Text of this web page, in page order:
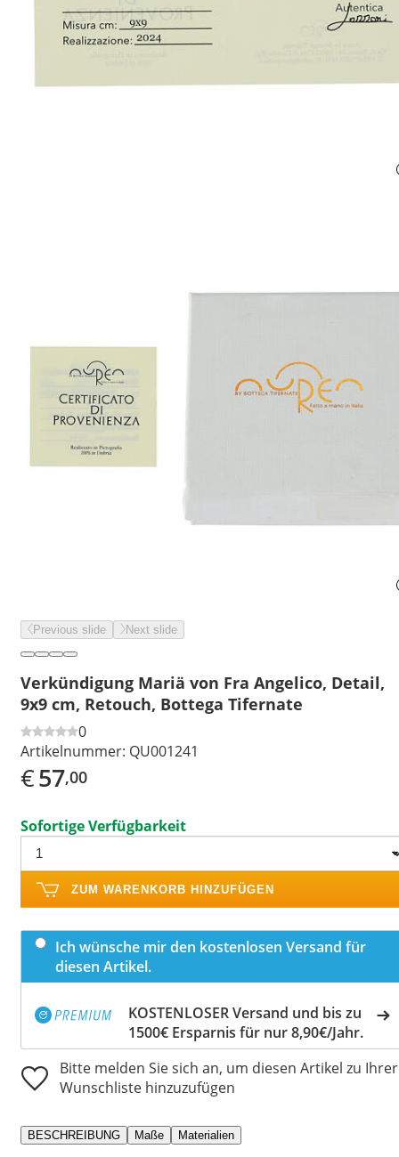
Previous slide Next slide
Verkündigung Mariä von Fra Angelico, Detail,
9x9 cm, Retouch, Bottega Tifernate
0
Artikelnummer: QU001241
€57,00
Sofortige Verfügbarkeit
ZUM WARENKORB HINZUFÜGEN
Ich wünsche mir den kostenlosen Versand für
diesen Artikel.
KOSTENLOSER Versand und bis zu
1500€ Ersparnis für nur 8,90€/Jahr.
Bitte melden Sie sich an, um diesen Artikel zu Ihrer
Wunschliste hinzuzufügen
BESCHREIBUNG Maße Materialien